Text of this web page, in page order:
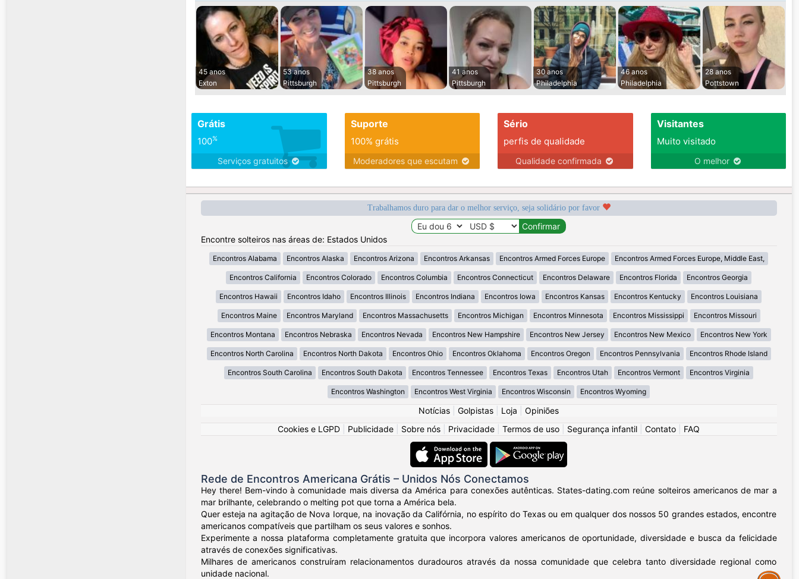
45 anos
Exton
53 anos
Pittsburgh
38 anos
Pittsburgh
41 anos
Pittsburgh
30 anos
Philadelphia
46 anos
Philadelphia
28 anos
Pottstown
Grátis
100%
Serviços gratuitos
Suporte
100% grátis
Moderadores que escutam
Sério
perfis de qualidade
Qualidade confirmada
Visitantes
Muito visitado
O melhor
Trabalhamos duro para dar o melhor serviço, seja solidário por favor
Encontre solteiros nas áreas de: Estados Unidos
Encontros Alabama Encontros Alaska Encontros Arizona Encontros Arkansas Encontros Armed Forces Europe Encontros Armed Forces Europe, Middle East,
Encontros California Encontros Colorado Encontros Columbia Encontros Connecticut Encontros Delaware Encontros Florida Encontros Georgia
Encontros Hawaii Encontros Idaho Encontros Illinois Encontros Indiana Encontros Iowa Encontros Kansas Encontros Kentucky Encontros Louisiana
Encontros Maine Encontros Maryland Encontros Massachusetts Encontros Michigan Encontros Minnesota Encontros Mississippi Encontros Missouri
Encontros Montana Encontros Nebraska Encontros Nevada Encontros New Hampshire Encontros New Jersey Encontros New Mexico Encontros New York
Encontros North Carolina Encontros North Dakota Encontros Ohio Encontros Oklahoma Encontros Oregon Encontros Pennsylvania Encontros Rhode Island
Encontros South Carolina Encontros South Dakota Encontros Tennessee Encontros Texas Encontros Utah Encontros Vermont Encontros Virginia
Encontros Washington Encontros West Virginia Encontros Wisconsin Encontros Wyoming
Notícias Golpistas Loja
Opiniões
Cookies e LGPD
Publicidade Sobre nós Privacidade Termos de uso Segurança infantil Contato FAQ
Rede de Encontros Americana Grátis – Unidos Nós Conectamos
Hey there! Bem-vindo à comunidade mais diversa da América para conexões autênticas. States-dating.com reúne solteiros americanos de mar a
mar brilhante, celebrando o melting pot que torna a América bela.
Quer esteja na agitação de Nova Iorque, na inovação da Califórnia, no espírito do Texas ou em qualquer dos nossos 50 grandes estados, encontre
americanos compatíveis que partilham os seus valores e sonhos.
Experimente a nossa plataforma completamente gratuita que incorpora valores americanos de oportunidade, diversidade e busca da felicidade
através de conexões significativas.
Milhares de americanos construíram relacionamentos duradouros através da nossa comunidade que celebra tanto diversidade regional como
unidade nacional.